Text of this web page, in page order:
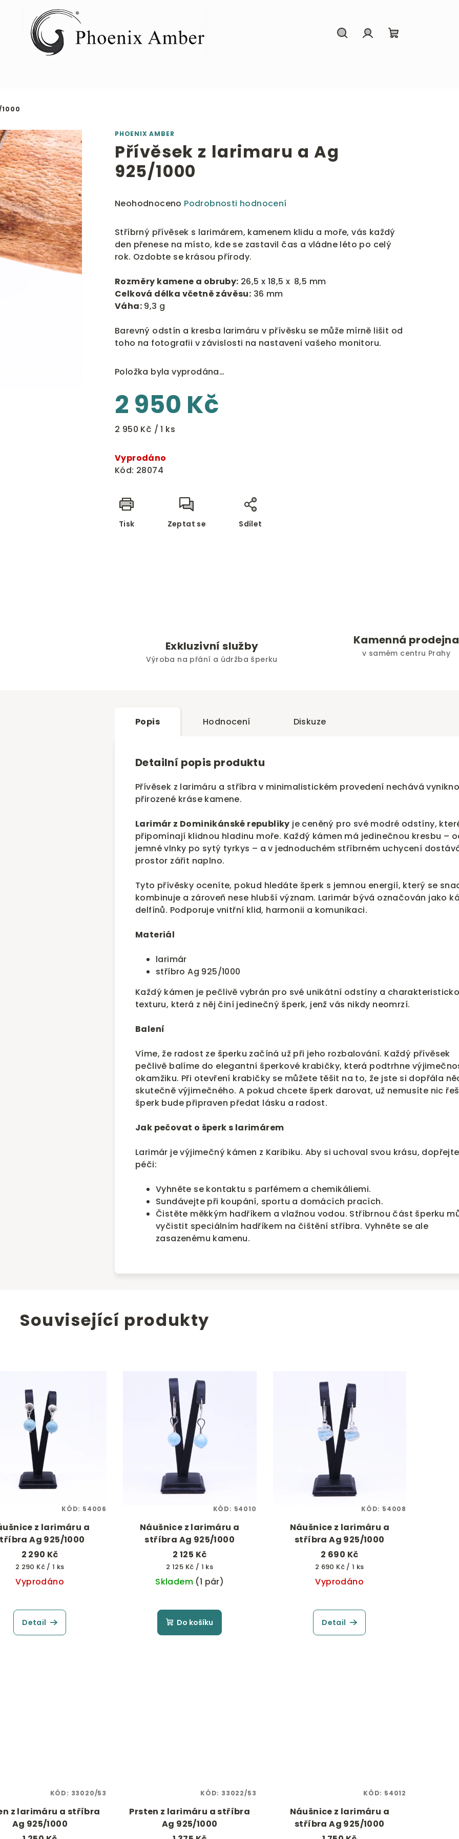
1000
PHOENIX AMBER
Přívěsek z larimaru a Ag
925/1000
Průměrné
produktu
je
0,0
5
hvězdiček.
Neohodnoceno Podrobnosti hodnocení
Stříbrný přívěsek s larimárem, kamenem klidu a moře, vás každý
den přenese na místo, kde se zastavil čas a vládne léto po celý
rok. Ozdobte se krásou přírody.
Rozměry kamene a obruby: 26,5 x 18,5 x 8,5 mm
Celková délka včetně závěsu: 36 mm
Váha: 9,3 g
Barevný odstín a kresba larimáru v přívěsku se může mírně lišit od
toho na fotografii v závislosti na nastavení vašeho monitoru.
Položka byla vyprodána…
2 950 Kč
Měrná
2 950 Kč / 1 ks
Vyprodáno
Kód: 28074
Tisk Zeptat se Sdílet
Exkluzivní služby
Výroba na přání a údržba šperku
Kamenná prodejna
v samém centru Prahy
Popis Hodnocení Diskuze
Detailní popis produktu
Přívěsek z larimáru a stříbra v minimalistickém provedení nechává
přirozené kráse kamene.
Larimár z Dominikánské republiky je ceněný pro své modré odstíny,
připomínají klidnou hladinu moře. Každý kámen má jedinečnou kresbu –
jemné vlnky po sytý tyrkys – a v jednoduchém stříbrném uchycení
prostor zářit naplno.
Tyto přívěsky oceníte, pokud hledáte šperk s jemnou energií, který se
kombinuje a zároveň nese hlubší význam. Larimár bývá označován jako
delfínů. Podporuje vnitřní klid, harmonii a komunikaci.
Materiál
larimár
stříbro Ag 925/1000
Každý kámen je pečlivě vybrán pro své unikátní odstíny a
texturu, která z něj činí jedinečný šperk, jenž vás nikdy neomrzí.
Balení
Víme, že radost ze šperku začíná už při jeho rozbalování. Každý přívěsek
pečlivě balíme do elegantní šperkové krabičky, která podtrhne
okamžiku. Při otevření krabičky se můžete těšit na to, že jste si dopřála
skutečně výjimečného. A pokud chcete šperk darovat, už nemusíte nic
šperk bude připraven předat lásku a radost.
Jak pečovat o šperk s larimárem
Larimár je výjimečný kámen z Karibiku. Aby si uchoval svou krásu,
péči:
Vyhněte se kontaktu s parfémem a chemikáliemi.
Sundávejte při koupání, sportu a domácích pracích.
Čistěte měkkým hadříkem a vlažnou vodou. Stříbrnou část šperku
vyčistit speciálním hadříkem na čištění stříbra. Vyhněte se ale
zasazenému kamenu.
Související produkty
z larimáru a
Ag 925/1000
2 290 Kč
Měrná
cena:
2 290 Kč / 1 ks
Vyprodáno
Detail
KÓD: 54006
Náušnice z larimáru a
stříbra Ag 925/1000
2 125 Kč
Měrná
cena:
2 125 Kč / 1 ks
Skladem (1 pár)
Do košíku
KÓD: 54010
Náušnice z larimáru a
stříbra Ag 925/1000
2 690 Kč
Měrná
cena:
2 690 Kč / 1 ks
Vyprodáno
Detail
KÓD: 54008
z larimáru a stříbra
Ag 925/1000
KÓD: 33020/53
Prsten z larimáru a stříbra
Ag 925/1000
KÓD: 33022/53
Náušnice z larimáru a
stříbra Ag 925/1000
KÓD: 54012